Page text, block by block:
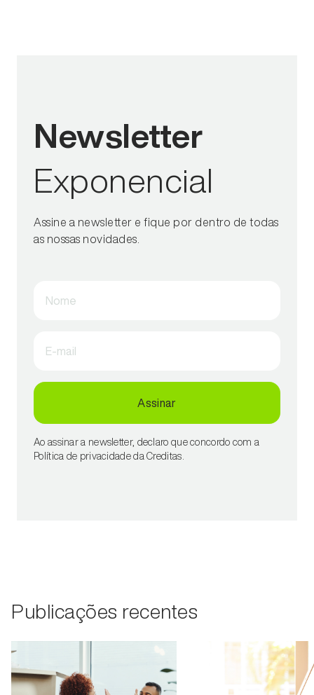
Newsletter
Exponencial
Assine a newsletter e fique por dentro de todas
as nossas novidades.
Nome
E-mail
Assinar
Ao assinar a newsletter, declaro que concordo com a
Política de privacidade da Creditas.
Publicações recentes